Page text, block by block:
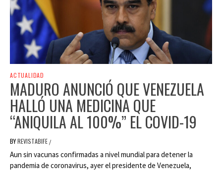
ACTUALIDAD
MADURO ANUNCIÓ QUE VENEZUELA
HALLÓ UNA MEDICINA QUE
“ANIQUILA AL 100%” EL COVID-19
BYREVISTABIFE /
Aun sin vacunas confirmadas a nivel mundial para detener la
pandemia de coronavirus, ayer el presidente de Venezuela,